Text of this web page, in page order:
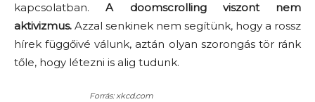
kapcsolatban.A doomscrolling viszont nem
aktivizmus. Azzal senkinek nem segítünk, hogy a rossz
hírek függőivé válunk, aztán olyan szorongás tör ránk
tőle, hogy létezni is alig tudunk.
Forrás: xkcd.com